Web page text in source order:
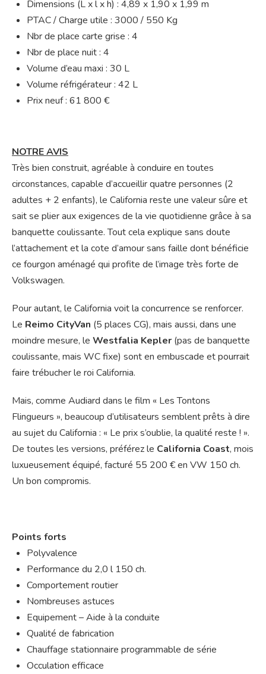
Dimensions (L x l x h) : 4,89 x 1,90 x 1,99 m
PTAC / Charge utile : 3000 / 550 Kg
Nbr de place carte grise : 4
Nbr de place nuit : 4
Volume d’eau maxi : 30 L
Volume réfrigérateur : 42 L
Prix neuf : 61 800 €
NOTRE AVIS
Très bien construit, agréable à conduire en toutes
circonstances, capable d’accueillir quatre personnes (2
adultes + 2 enfants), le California reste une valeur sûre et
sait se plier aux exigences de la vie quotidienne grâce à sa
banquette coulissante. Tout cela explique sans doute
l’attachement et la cote d’amour sans faille dont bénéficie
ce fourgon aménagé qui profite de l’image très forte de
Volkswagen.
Pour autant, le California voit la concurrence se renforcer.
Le Reimo CityVan (5 places CG), mais aussi, dans une
moindre mesure, le Westfalia Kepler (pas de banquette
coulissante, mais WC fixe) sont en embuscade et pourrait
faire trébucher le roi California.
Mais, comme Audiard dans le film « Les Tontons
Flingueurs », beaucoup d’utilisateurs semblent prêts à dire
au sujet du California : « Le prix s’oublie, la qualité reste ! ».
De toutes les versions, préférez le California Coast, mois
luxueusement équipé, facturé 55 200 € en VW 150 ch.
Un bon compromis.
Points forts
Polyvalence
Performance du 2,0 l 150 ch.
Comportement routier
Nombreuses astuces
Equipement – Aide à la conduite
Qualité de fabrication
Chauffage stationnaire programmable de série
Occulation efficace